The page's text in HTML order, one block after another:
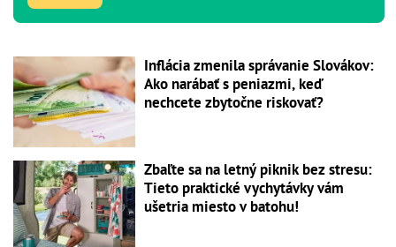
Inflácia zmenila správanie Slovákov:
Ako narábať s peniazmi, keď
nechcete zbytočne riskovať?
Zbaľte sa na letný piknik bez stresu:
Tieto praktické vychytávky vám
ušetria miesto v batohu!